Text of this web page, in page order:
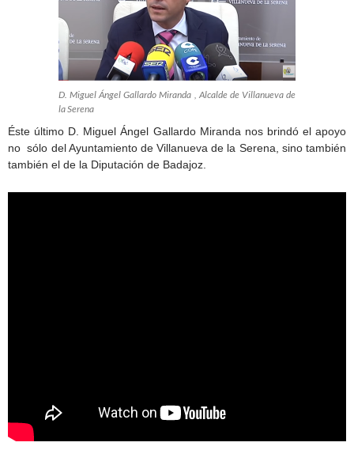
D. Miguel Ángel Gallardo Miranda , Alcalde de Villanueva de
la Serena
Éste último D. Miguel Ángel Gallardo Miranda nos brindó el apoyo
no sólo del Ayuntamiento de Villanueva de la Serena, sino también
también el de la Diputación de Badajoz.